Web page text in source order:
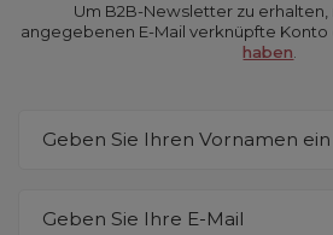
Um B2B-Newsletter zu
angegebenen E-Mail verknüpfte Konto
haben.
Geben Sie Ihren Vornamen ein
Geben Sie Ihre E-Mail